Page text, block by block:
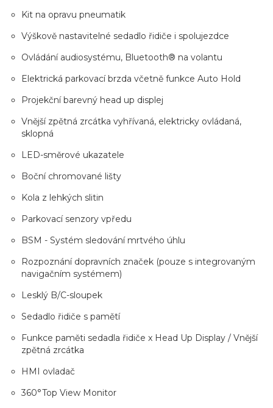
Kit na opravu pneumatik
Výškově nastavitelné sedadlo řidiče i spolujezdce
Ovládání audiosystému, Bluetooth® na volantu
Elektrická parkovací brzda včetně funkce Auto Hold
Projekční barevný head up displej
Vnější zpětná zrcátka vyhřívaná, elektricky ovládaná,
sklopná
LED-směrové ukazatele
Boční chromované lišty
Kola z lehkých slitin
Parkovací senzory vpředu
BSM - Systém sledování mrtvého úhlu
Rozpoznání dopravních značek (pouze s integrovaným
navigačním systémem)
Lesklý B/C-sloupek
Sedadlo řidiče s pamětí
Funkce paměti sedadla řidiče x Head Up Display / Vnější
zpětná zrcátka
HMI ovladač
360°Top View Monitor